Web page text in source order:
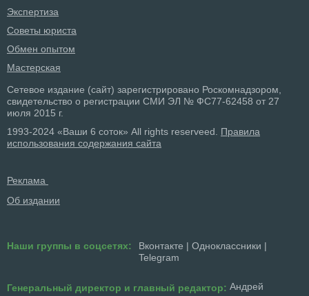
Экспертиза
Советы юриста
Обмен опытом
Мастерская
Сетевое издание (сайт) зарегистрировано Роскомнадзором,
свидетельство о регистрации СМИ ЭЛ № ФС77-62458 от 27
июля 2015 г.
1993-2024 «Ваши 6 соток» All rights reserveed. Правила
использования содержания сайта
Реклама
Об издании
Наши группы в соцсетях: Вконтакте | Одноклассники |
Telegram
Генеральный директор и главный редактор: Андрей